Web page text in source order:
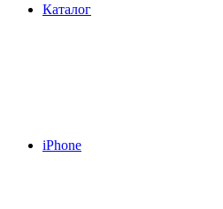
Каталог
iPhone